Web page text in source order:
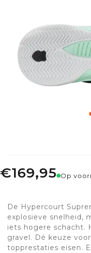
€169,95 Op
De Hypercourt
explosieve snelheid,
iets hogere schacht.
gravel. Dé keuze
topprestaties eisen.